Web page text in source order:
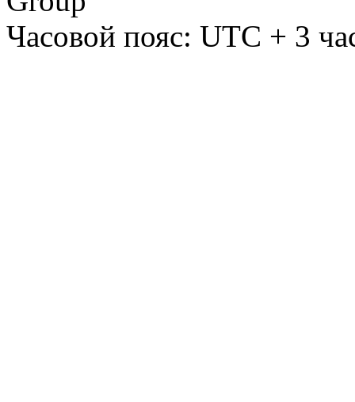
Часовой пояс: UTC + 3